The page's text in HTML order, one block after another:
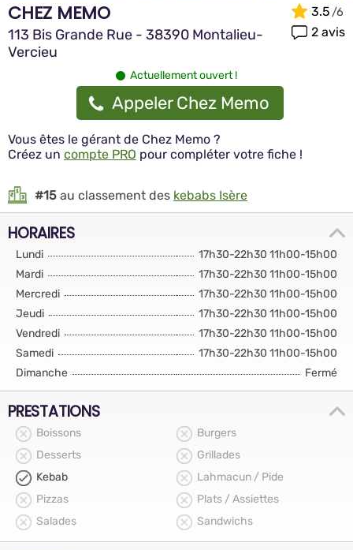
CHEZ MEMO
113 Bis Grande Rue - 38390 Montalieu-
Vercieu
3.5
2 avis
Actuellement ouvert !
Appeler Chez Memo
Vous êtes le gérant de Chez Memo ?
Créez un compte PRO pour compléter votre fiche !
#15 au classement des kebabs Isère
HORAIRES
Lundi
17h30-22h30 11h00-15h00
Mardi
17h30-22h30 11h00-15h00
Mercredi
17h30-22h30 11h00-15h00
Jeudi
17h30-22h30 11h00-15h00
Vendredi
17h30-22h30 11h00-15h00
Samedi
17h30-22h30 11h00-15h00
Dimanche
Fermé
PRESTATIONS
Boissons
Burgers
Desserts
Grillades
Kebab
Lahmacun / Pide
Pizzas
Plats / Assiettes
Salades
Sandwichs